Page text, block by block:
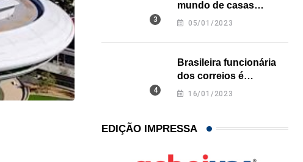
ARTE & CULTURA ,LOCAL
mundo de casas
impressas em 3D é
05/01/2023
Brasileira funcionária
dos correios é
assassinada a facadas
16/01/2023
EDIÇÃO IMPRESSA